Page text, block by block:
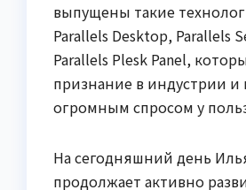
выпущены такие
Parallels Desktop, Parallels
Parallels Plesk Panel,
признание в индустрии и
огромным спросом у
На сегодняшний день
продолжает активно